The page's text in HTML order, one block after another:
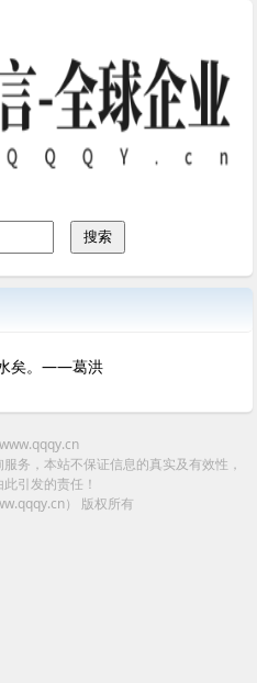
矣。——葛洪
务，本站不保证信息的真实及有效性，
引发的责任！
）
版权所有